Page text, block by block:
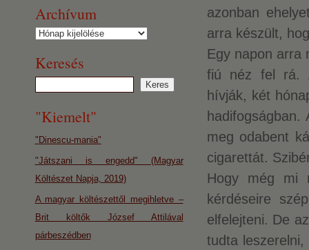
azonban
arra készült,
Egy napon arra
fiú néz fel rá.
hívják, két
meg odabent
cigarettát.
Hogy még mi
kérdéseire
elfelejteni. De
tudta
Archívum
Archívum
Keresés
"Kiemelt"
"Dinescu-mania"
"Játszani is engedd" (Magyar
Költészet Napja, 2019)
A magyar költészettől megihletve –
Brit költők József Attilával
párbeszédben